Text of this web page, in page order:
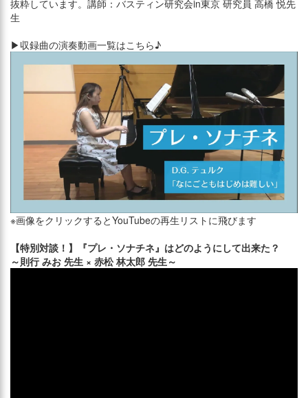
抜粋しています。講師：バスティン研究会in東京 研究員 高橋 悦先
生
▶収録曲の演奏動画一覧はこちら♪
※画像をクリックするとYouTubeの再生リストに飛びます
【特別対談！】『プレ・ソナチネ』はどのようにして出来た？
～則行 みお 先生 × 赤松 林太郎 先生～